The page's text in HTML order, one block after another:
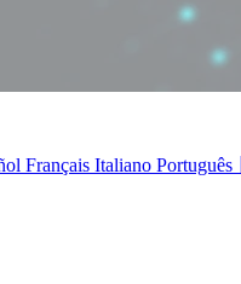
Français Italiano Português